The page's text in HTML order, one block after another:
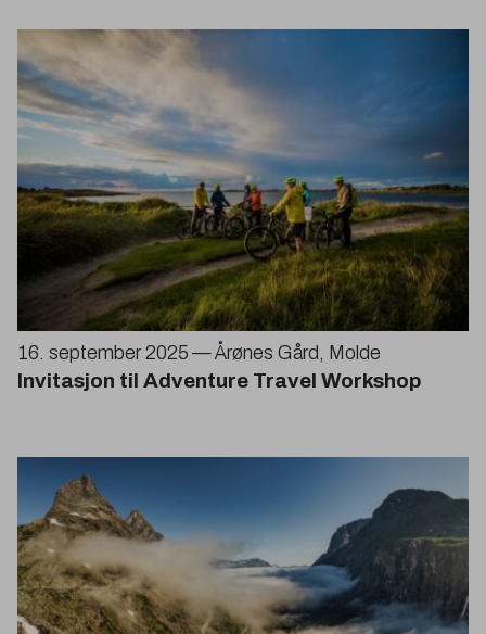
16. september 2025 — Årønes Gård, Molde
Invitasjon til Adventure Travel Workshop